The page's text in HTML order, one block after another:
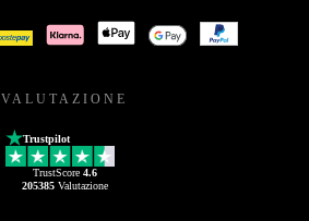
VALUTAZIONE
Trustpilot
TrustScore 4.6
205385Valutazione